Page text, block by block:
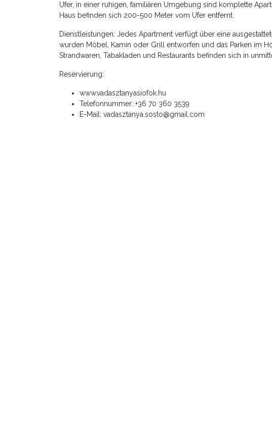
Ufer, in einer ruhigen, familiären Umgebung sind komplette
Haus befinden sich 200-500 Meter vom Ufer entfernt.
Dienstleistungen: Jedes Apartment verfügt über eine
wurden Möbel, Kamin oder Grill entworfen und das Parken im
Strandwaren, Tabakladen und Restaurants befinden sich in
Reservierung:
www.vadasztanyasiofok.hu
Telefonnummer: +36 70 360 3539
E-Mail: vadasztanya.sosto@gmail.com